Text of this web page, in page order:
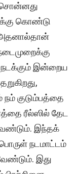
கொண்டு
இன்றைய
குடும்பத்தை
ரீல்ஸில் தேட
இந்தக்
நடமாட்டம்
இது